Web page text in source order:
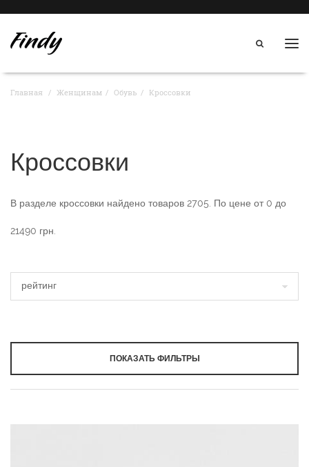
Главная Женщинам Обувь Кроссовки
Кроссовки
В разделе кроссовки найдено товаров 2705 . По цене от0 до
21490 грн.
ПОКАЗАТЬ ФИЛЬТРЫ